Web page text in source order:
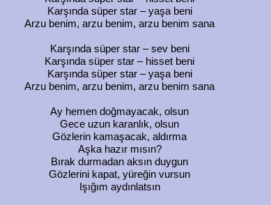
Karşında süper star – yaşa beni
Arzu benim, arzu benim, arzu benim sana
Karşında süper star – sev beni
Karşında süper star – hisset beni
Karşında süper star – yaşa beni
Arzu benim, arzu benim, arzu benim sana
Ay hemen doğmayacak, olsun
Gece uzun karanlık, olsun
Gözlerin kamaşacak, aldırma
Aşka hazır mısın?
Bırak durmadan aksın duygun
Gözlerini kapat, yüreğin vursun
Işığım aydınlatsın